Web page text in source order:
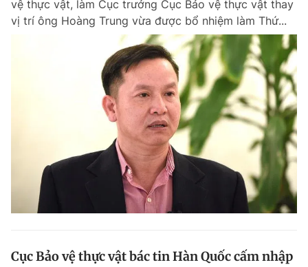
Đọc Thanh Niên trên điện thoại
Liên hệ quảng cáo
0908 780 404
Đặt báo RSS Tòa soạn Chính sách bảo
Tổng biên tập: Nguyễn Ngọc Toàn
Tổng thư ký tòa soạn: Đức Trung
vệ thực vật, làm Cục trưởng Cục Bảo vệ thực vật thay
vị trí ông Hoàng Trung vừa được bổ nhiệm làm Thứ...
Cục Bảo vệ thực vật bác tin Hàn Quốc cấm nhập